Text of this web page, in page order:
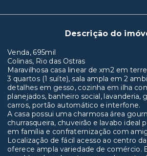
Descrição do
Venda, 695mil
Colinas, Rio das Ostras
Maravilhosa casa linear de xm2 em
3 quartos (1 suíte), sala ampla em 2
detalhes em gesso, cozinha em ilha
planejados, banheiro social, lavanderia,
carros, portão automático e interfone.
A casa possui uma charmosa área
churrasqueira, chuveirão e lavabo ideal
em família e confraternização com
Localização de fácil acesso ao centro
oferece ampla variedade de comércio.